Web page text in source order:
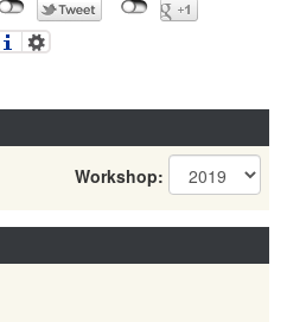
Workshop: